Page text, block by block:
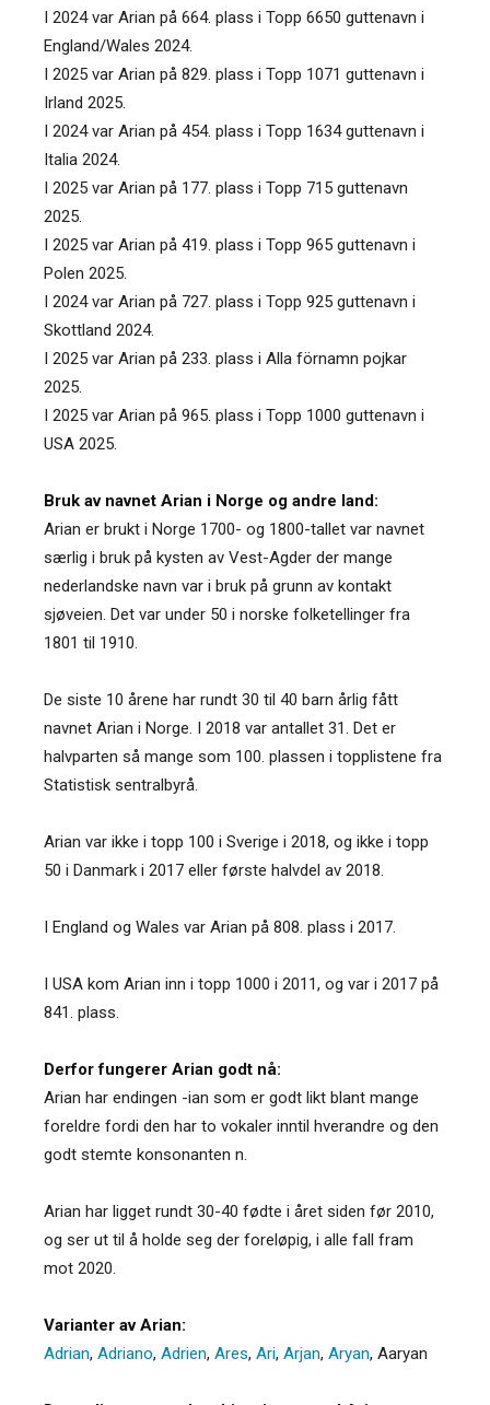
I 2024 var Arian på 664. plass i Topp 6650 guttenavn i
England/Wales 2024.
I 2025 var Arian på 829. plass i Topp 1071 guttenavn i
Irland 2025.
I 2024 var Arian på 454. plass i Topp 1634 guttenavn i
Italia 2024.
I 2025 var Arian på 177. plass i Topp 715 guttenavn
2025.
I 2025 var Arian på 419. plass i Topp 965 guttenavn i
Polen 2025.
I 2024 var Arian på 727. plass i Topp 925 guttenavn i
Skottland 2024.
I 2025 var Arian på 233. plass i Alla förnamn pojkar
2025.
I 2025 var Arian på 965. plass i Topp 1000 guttenavn i
USA 2025.
Bruk av navnet Arian i Norge og andre land:
Arian er brukt i Norge 1700- og 1800-tallet var navnet
særlig i bruk på kysten av Vest-Agder der mange
nederlandske navn var i bruk på grunn av kontakt
sjøveien. Det var under 50 i norske folketellinger fra
1801 til 1910.
De siste 10 årene har rundt 30 til 40 barn årlig fått
navnet Arian i Norge. I 2018 var antallet 31. Det er
halvparten så mange som 100. plassen i topplistene fra
Statistisk sentralbyrå.
Arian var ikke i topp 100 i Sverige i 2018, og ikke i topp
50 i Danmark i 2017 eller første halvdel av 2018.
I England og Wales var Arian på 808. plass i 2017.
I USA kom Arian inn i topp 1000 i 2011, og var i 2017 på
841. plass.
Derfor fungerer Arian godt nå:
Arian har endingen -ian som er godt likt blant mange
foreldre fordi den har to vokaler inntil hverandre og den
godt stemte konsonanten n.
Arian har ligget rundt 30-40 fødte i året siden før 2010,
og ser ut til å holde seg der foreløpig, i alle fall fram
mot 2020.
Varianter av Arian:
Adrian, Adriano, Adrien, Ares, Ari, Arjan, Aryan, Aaryan